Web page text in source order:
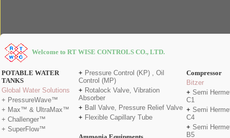
POTABLE WATER
TANKS
Global Water Solutions
+ PressureWave™
+ Max™ & UltraMax™
+ Challenger™
+ SuperFlow™
+ Pressure Control (KP) , Oil
Control (MP)
+ Rotalock Valve, Vibration
Absorber
+ Ball Valve, Pressure Relief Valve
+ Flexible Capillary Tube
Compressor
Bitzer
+ Semi
C1
+ Semi
C4
+ Semi
B5
Welcome to RT WISE CONTROLS CO., LTD.